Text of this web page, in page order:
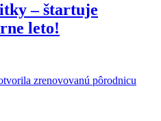
– štartuje
leto!